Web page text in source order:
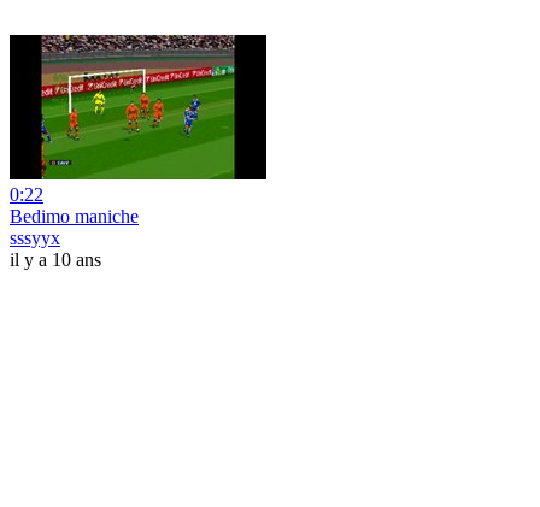
0:22
Bedimo maniche
sssyyx
il y a 10 ans